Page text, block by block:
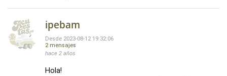
ipebam
Desde 2023-08-12 19:32:06
2 mensajes
hace 2 años
Hola!